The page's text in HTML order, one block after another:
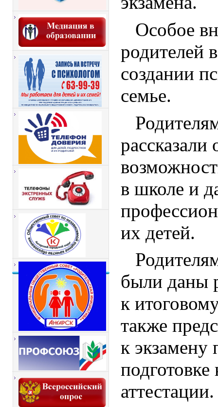
Особое
родителей
создании
семье.
в школе и
их детей.
были даны
к
также
к экзамену
подготовке
аттестации.